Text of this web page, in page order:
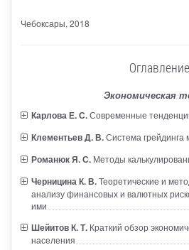
Чебоксары, 2018
Оглавление
Экономическая
Карлова Е. С.Современные
Клементьев Д. В.Система грейдинга
Романюк Я. С.Методы
Черницина К. В.Теоретические и
анализу финансовых и валютных
ими
Шейитов К. Т.Краткий обзор
населения